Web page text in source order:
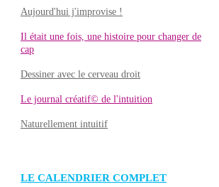
Aujourd'hui j'improvise !
Il était une fois, une histoire pour changer de
cap
Dessiner avec le cerveau droit
Le journal créatif© de l'intuition
Naturellement intuitif
LE CALENDRIER COMPLET